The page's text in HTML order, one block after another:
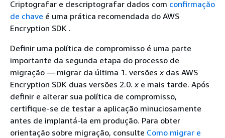
Criptografar e descriptografar dados com confirmação
de chave é uma prática recomendada do AWS
Encryption SDK .
Definir uma política de compromisso é uma parte
importante da segunda etapa do processo de
migração — migrar da última 1. versõesx das AWS
Encryption SDK duas versões 2.0.x e mais tarde. Após
definir e alterar sua política de compromisso,
certifique-se de testar a aplicação minuciosamente
antes de implantá-la em produção. Para obter
orientação sobre migração, consulte Como migrar e